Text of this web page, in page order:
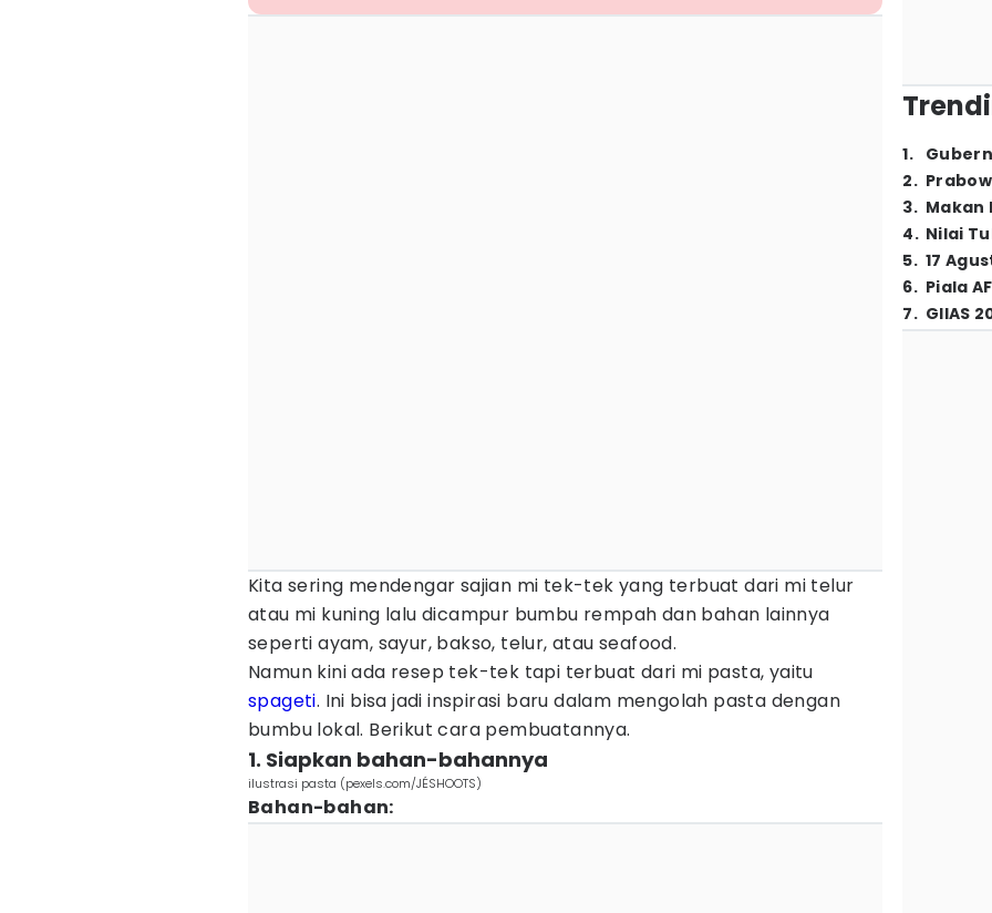
Kita sering mendengar sajian mi tek-tek yang terbuat dari mi telur
atau mi kuning lalu dicampur bumbu rempah dan bahan lainnya
seperti ayam, sayur, bakso, telur, atau seafood.
Namun kini ada resep tek-tek tapi terbuat dari mi pasta, yaitu
spageti. Ini bisa jadi inspirasi baru dalam mengolah pasta dengan
bumbu lokal. Berikut cara pembuatannya.
1. Siapkan bahan-bahannya
ilustrasi pasta (pexels.com/JÉSHOOTS)
Bahan-bahan:
1.
2.
3. Makan
4. Nilai
5. 17
6. Piala
7. GIIAS